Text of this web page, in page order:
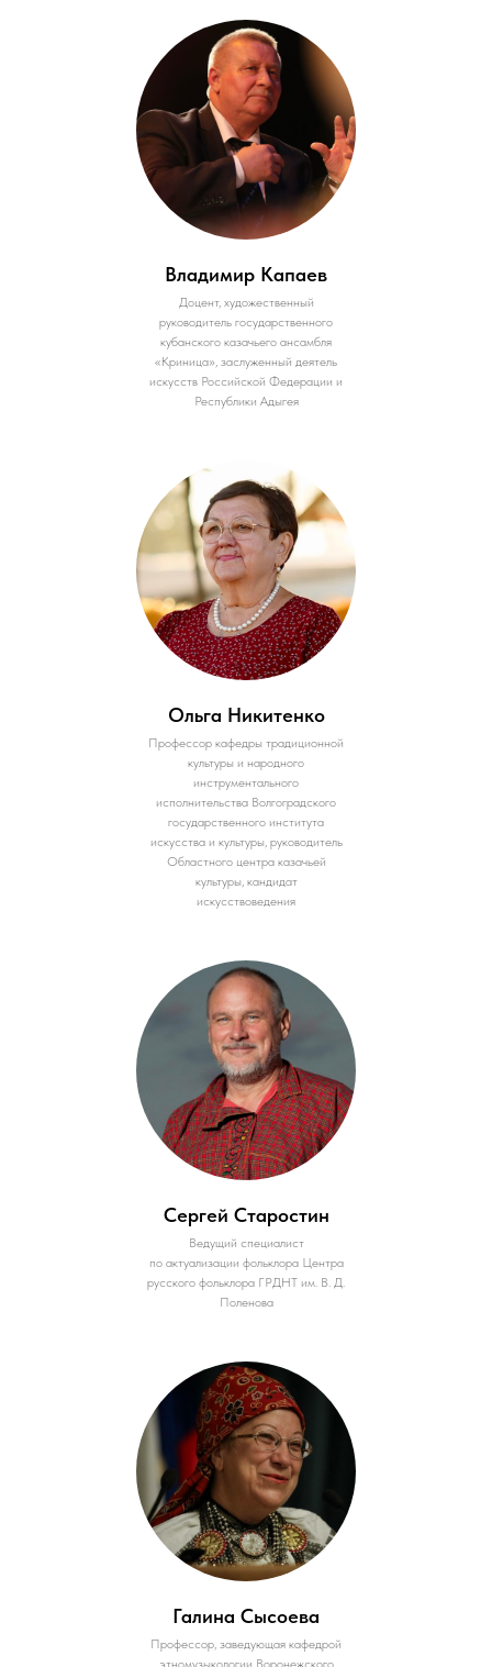
Владимир Капаев
Доцент, художественный
руководитель государственного
кубанского казачьего ансамбля
«Криница», заслуженный деятель
искусств Российской Федерации и
Республики Адыгея
Ольга Никитенко
Профессор кафедры традиционной
культуры и народного
инструментального
исполнительства Волгоградского
государственного института
искусства и культуры, руководитель
Областного центра казачьей
культуры, кандидат
искусствоведения
Сергей Старостин
Ведущий специалист
по актуализации фольклора Центра
русского фольклора ГРДНТ им. В. Д.
Поленова
Галина Сысоева
Профессор, заведующая кафедрой
этномузыкологии Воронежского